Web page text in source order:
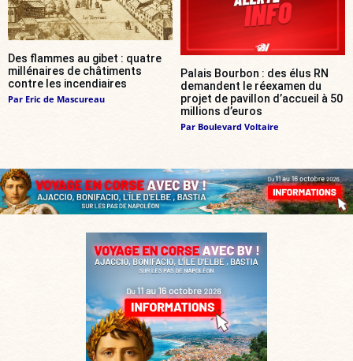
Des flammes au gibet : quatre
millénaires de châtiments
contre les incendiaires
Par Eric de Mascureau
Palais Bourbon : des élus RN
demandent le réexamen du
projet de pavillon d’accueil à 50
millions d’euros
Par Boulevard Voltaire